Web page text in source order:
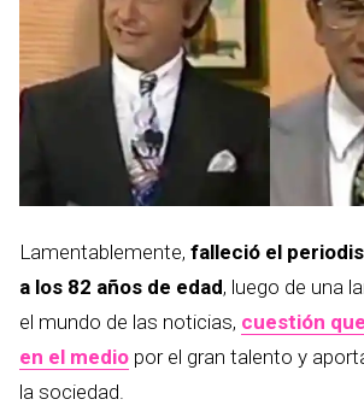
Lamentablemente, falleció el
a los 82 años de edad, luego de una
el mundo de las noticias, cuestión
en el medio por el gran talento y
la sociedad.